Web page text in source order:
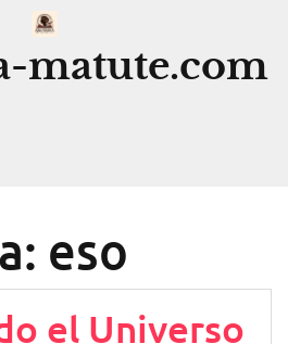
matute.com
eso
el Universo